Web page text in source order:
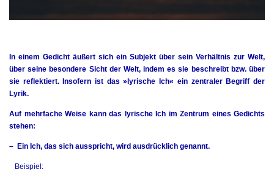
In einem Gedicht äußert sich ein Subjekt über sein Verhältnis zur Welt,
über seine besondere Sicht der Welt, indem es sie beschreibt bzw. über
sie reflektiert. Insofern ist das »lyrische Ich« ein zentraler Begriff der
Lyrik.
Auf mehrfache Weise kann das lyrische Ich im Zentrum eines Gedichts
stehen:
– Ein Ich, das sich ausspricht, wird ausdrücklich genannt.
Beispiel: